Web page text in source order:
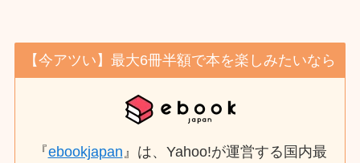
【今アツい】最大6冊半額で本を楽しみたいなら
『ebookjapan 』は、Yahoo!が運営する国内最